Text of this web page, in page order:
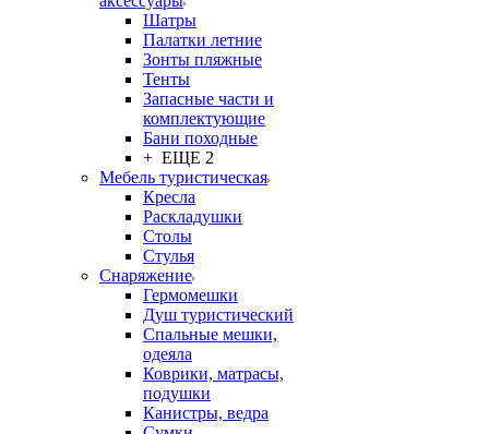
Шатры
Палатки летние
Зонты пляжные
Тенты
Запасные части и
комплектующие
Бани походные
+ ЕЩЕ 2
Мебель туристическая
Кресла
Раскладушки
Столы
Стулья
Снаряжение
Гермомешки
Душ туристический
Спальные мешки,
одеяла
Коврики, матрасы,
подушки
Канистры, ведра